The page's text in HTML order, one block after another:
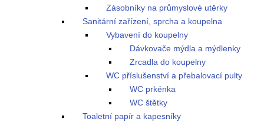
Zásobníky na průmyslové utěrky
Sanitární zařízení, sprcha a koupelna
Vybavení do koupelny
Dávkovače mýdla a mýdlenky
Zrcadla do koupelny
WC příslušenství a přebalovací pulty
WC prkénka
WC štětky
Toaletní papír a kapesníky